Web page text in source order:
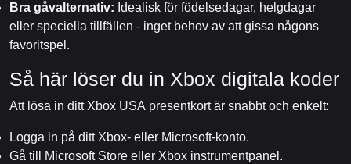
Bra gåvalternativ: Idealisk för födelsedagar, helgdagar
eller speciella tillfällen - inget behov av att gissa någons
favoritspel.
Så här löser du in Xbox digitala koder
Att lösa in ditt Xbox USA presentkort är snabbt och enkelt:
Logga in på ditt Xbox- eller Microsoft-konto.
Gå till Microsoft Store eller Xbox instrumentpanel.